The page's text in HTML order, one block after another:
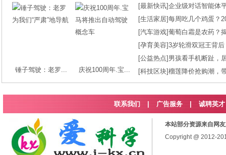
锤子驾驶：老罗... 庆祝100周年.宝...
[最新快讯]企业级对话智能体
[生活家居]每周吃几个鸡蛋？
[汽车游戏]葡萄白霜是农药？
[孕育美容]3岁轮滑双冠王背
[公益热点] 男孩看手机断趾，
[科技区块]榴莲降价抢购潮，
联系我们 广告服务 | 诚聘英才
本站部分资源来自网
Copyright @ 2012-